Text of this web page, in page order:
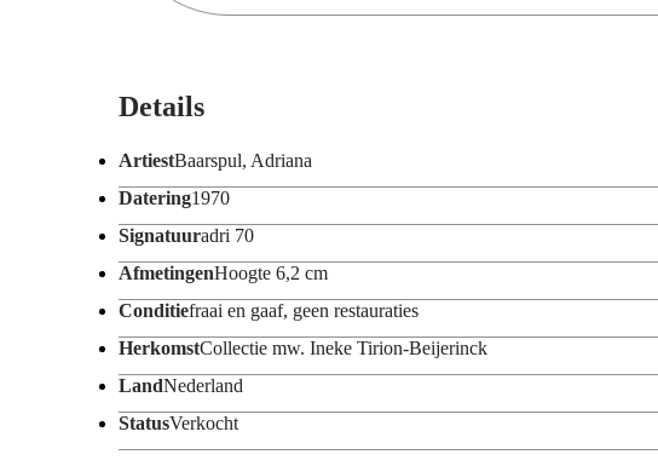
Details
ArtiestBaarspul, Adriana
Datering1970
Signatuuradri 70
AfmetingenHoogte 6,2 cm
Conditiefraai en gaaf, geen restauraties
HerkomstCollectie mw. Ineke Tirion-Beijerinck
LandNederland
StatusVerkocht